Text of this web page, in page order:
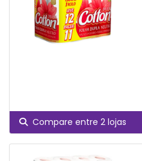
Compare entre 2 lojas